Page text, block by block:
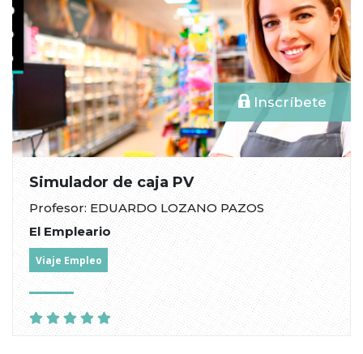
Inscríbete
Simulador de caja PV
Profesor: EDUARDO LOZANO PAZOS
El Empleario
Viaje Empleo